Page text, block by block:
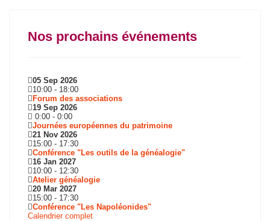
Nos prochains événements
05 Sep 2026
10:00 - 18:00
Forum des associations
19 Sep 2026
0:00 - 0:00
Journées européennes du patrimoine
21 Nov 2026
15:00 - 17:30
Conférence "Les outils de la généalogie"
16 Jan 2027
10:00 - 12:30
Atelier généalogie
20 Mar 2027
15:00 - 17:30
Conférence "Les Napoléonides"
Calendrier complet